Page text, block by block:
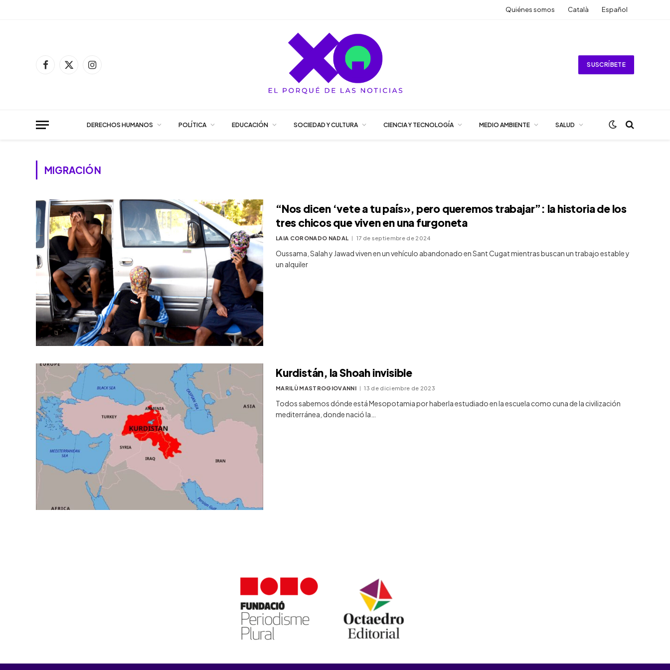
Quiénes somos Català Español
Facebook
X
Instagram SUSCRÍBETE
DERECHOS HUMANOS POLÍTICA EDUCACIÓN SOCIEDAD Y CULTURA CIENCIA Y TECNOLOGÍA MEDIO AMBIENTE SALUD
MIGRACIÓN
“Nos dicen ‘vete a tu país», pero queremos trabajar”: la historia de los
tres chicos que viven en una furgoneta
LAIA CORONADO NADAL 17 de septiembre de 2024
Oussama, Salah y Jawad viven en un vehículo abandonado en Sant Cugat mientras buscan un trabajo estable y
un alquiler
Kurdistán, la Shoah invisible
MARILÙ MASTROGIOVANNI 13 de diciembre de 2023
Todos sabemos dónde está Mesopotamia por haberla estudiado en la escuela como cuna de la civilización
mediterránea, donde nació la…